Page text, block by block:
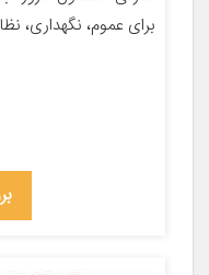
برای عموم، نگهداری،